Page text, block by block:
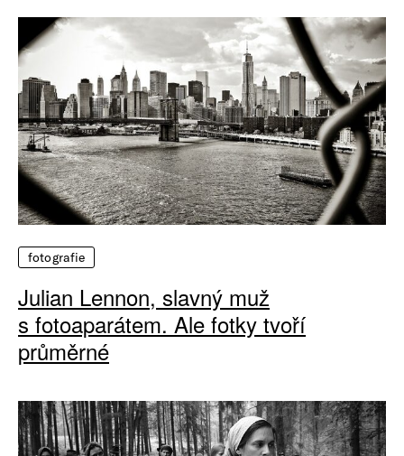
fotografie
Julian Lennon, slavný muž
s fotoaparátem. Ale fotky tvoří
průměrné